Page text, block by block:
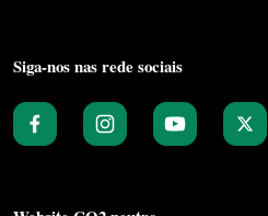
Siga-nos nas rede sociais